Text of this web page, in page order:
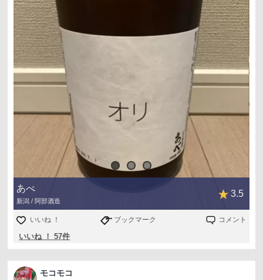
あべ
新潟 / 阿部酒造
3.5
いいね ！ ブックマーク コメント
いいね ！ 57件
モコモコ